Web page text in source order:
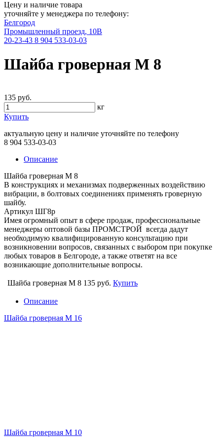
Цену и наличие товара
уточняйте у менеджера по телефону:
Белгород
Промышленный проезд, 10В
20-23-43 8 904 533-03-03
Шайба гроверная М 8
135 руб.
кг
Купить
актуальную цену и наличие уточняйте по телефону
8 904 533-03-03
Описание
Шайба гроверная М 8
В конструкциях и механизмах подверженных воздействию
вибрации, в болтовых соединениях применять гроверную
шайбу.
Артикул ШГ8р
Имея огромный опыт в сфере продаж, профессиональные
менеджеры оптовой базы ПРОМСТРОЙ всегда дадут
необходимую квалифицированную консультацию при
возникновении вопросов, связанных с выбором при покупке
любых товаров в Белгороде, а также ответят на все
возникающие дополнительные вопросы.
Шайба гроверная М 8 135 руб. Купить
Описание
Шайба гроверная М 16
Шайба гроверная М 10